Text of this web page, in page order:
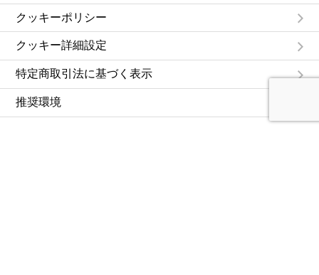
クッキーポリシー
クッキー詳細設定
特定商取引法に基づく表示
推奨環境